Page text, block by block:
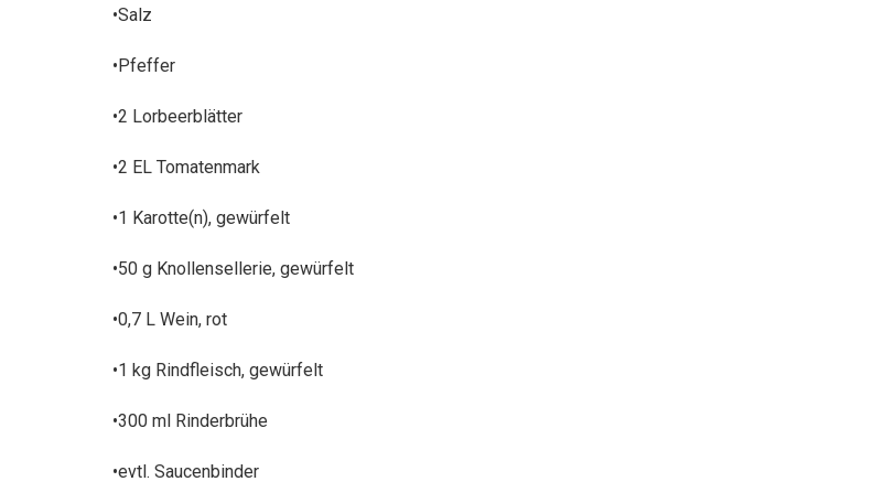
•Salz
•Pfeffer
•2 Lorbeerblätter
•2 EL Tomatenmark
•1 Karotte(n), gewürfelt
•50 g Knollensellerie, gewürfelt
•0,7 L Wein, rot
•1 kg Rindfleisch, gewürfelt
•300 ml Rinderbrühe
•evtl. Saucenbinder